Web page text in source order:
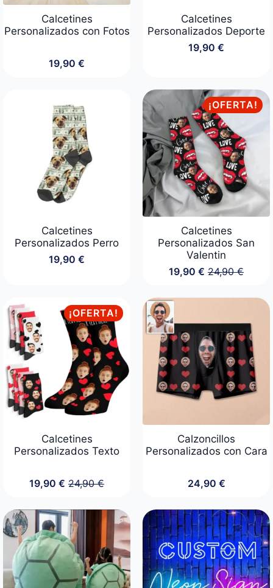
Calcetines
Personalizados con Fotos
19,90 €
Calcetines
Personalizados Deporte
19,90 €
Calcetines
Personalizados Perro
19,90 €
¡OFERTA!
Calcetines
Personalizados San
Valentin
24,90€
El
original
24,90 €.
19,90€ El
actual
19,90 €.
¡OFERTA!
Calcetines
Personalizados Texto
24,90€
El
original
era:
24,90 €.
19,90€ El
actual
es:
19,90 €.
Calzoncillos
Personalizados con Cara
24,90 €